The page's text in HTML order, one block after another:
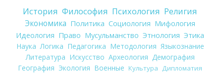
История Философия Психология Религия
Экономика Политика Социология Мифология
Идеология Право Мусульманство Этнология Этика
Наука Логика Педагогика Методология Языкознание
Литература Искусство Археология Демография
География Экология Военные Культура
Дипломатия